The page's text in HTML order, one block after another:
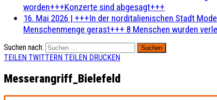
worden+++Konzerte sind abgesagt+++
16. Mai 2026 | +++In der norditalienischen Stadt
Menschenmenge gerast+++ 8 Menschen wurden
Suchen nach:
TEILEN TWITTERN TEILEN DRUCKEN
Messerangriff_Bielefeld